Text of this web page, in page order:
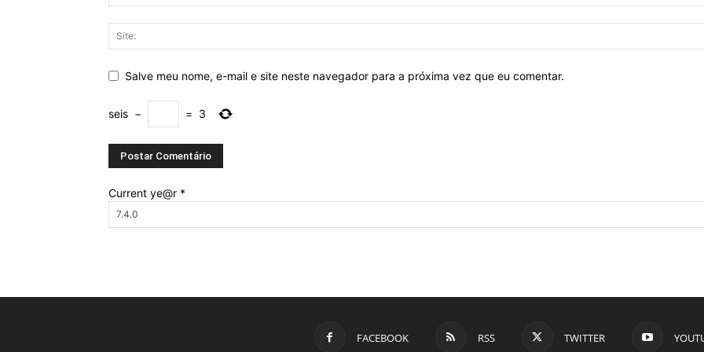
Salve meu nome, e-mail e site neste navegador para a próxima vez que eu comentar.
seis − = 3
Current ye@r *
FACEBOOK RSS TWITTER